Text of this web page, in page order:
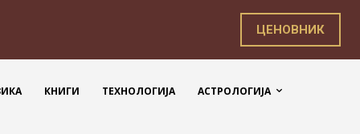
ЦЕНОВНИК
КНИГИ ТЕХНОЛОГИЈА АСТРОЛОГИЈА